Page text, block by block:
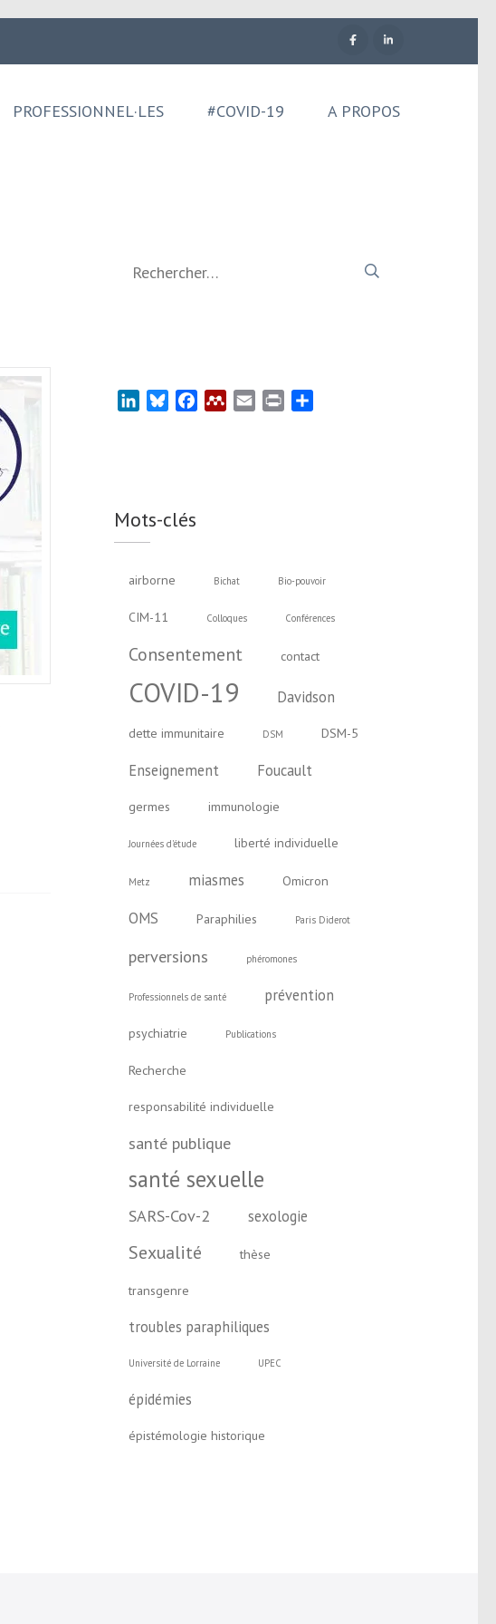
PROFESSIONNEL·LES #COVID-19 A PROPOS
LinkedInBlueskyFacebookMendeley
Email Print
Mots-clés
airborne Bichat Bio-pouvoir
CIM-11 Colloques Conférences
Consentement contact
COVID-19 Davidson
dette immunitaire DSM DSM-5
Enseignement Foucault
germes immunologie
Journées d'étude liberté individuelle
Metz miasmes Omicron
OMS Paraphilies Paris Diderot
perversions phéromones
Professionnels de santé prévention
psychiatrie Publications
Recherche
responsabilité individuelle
santé publique
santé sexuelle
SARS-Cov-2 sexologie
Sexualité thèse
transgenre
troubles paraphiliques
Université de Lorraine UPEC
épidémies
épistémologie historique